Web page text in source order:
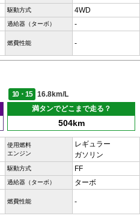
駆動方式 4WD
過給器（ターボ） -
燃費性能 -
10・15
16.8km/L
満タンでどこまで走る？
504km
使用燃料
エンジン
レギュラー
ガソリン
駆動方式 FF
過給器（ターボ） ターボ
燃費性能 -